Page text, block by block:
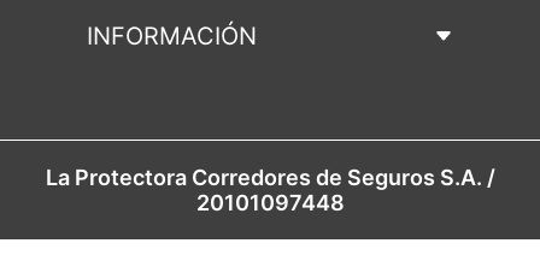
INFORMACIÓN
La Protectora Corredores de Seguros S.A. /
20101097448